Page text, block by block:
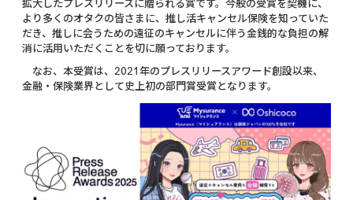
拡大したプレスリリースに贈られる賞です。今般の受賞を契機に、
より多くのオタクの皆さまに、推し活キャンセル保険を知っていた
だき、推しに会うための遠征のキャンセルに伴う金銭的な負担の解
消に活用いただくことを切に願っております。
なお、本受賞は、2021年のプレスリリースアワード創設以来、
金融・保険業界として史上初の部門賞受賞となります。